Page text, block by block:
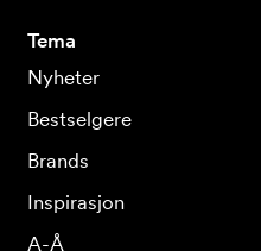
Tema
Nyheter
Bestselgere
Brands
Inspirasjon
A-Å